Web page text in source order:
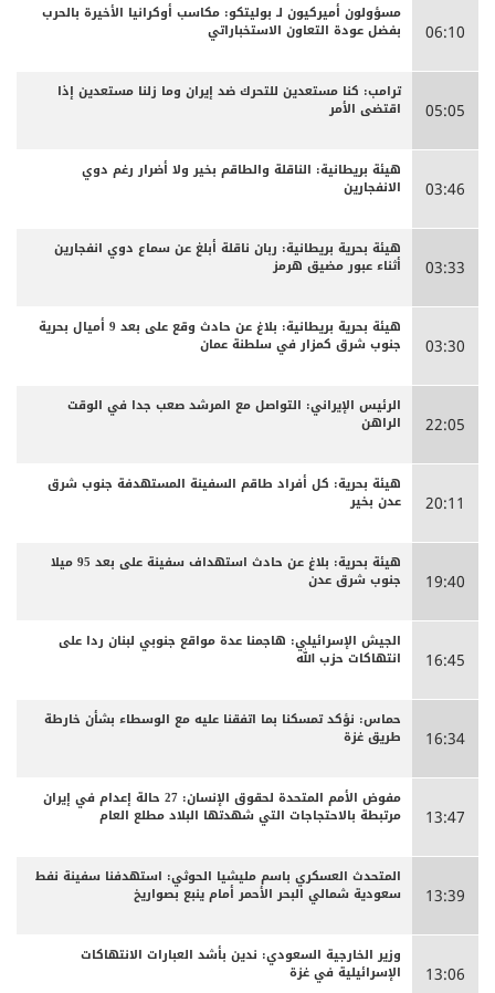
06:10
مسؤولون أميركيون لـ بوليتكو: مكاسب أوكرانيا الأخيرة بالحرب
بفضل عودة التعاون الاستخباراتي
05:05
ترامب: كنا مستعدين للتحرك ضد إيران وما زلنا مستعدين إذا
اقتضى الأمر
03:46
هيئة بريطانية: الناقلة والطاقم بخير ولا أضرار رغم دوي
الانفجارين
03:33
هيئة بحرية بريطانية: ربان ناقلة أبلغ عن سماع دوي انفجارين
أثناء عبور مضيق هرمز
03:30
هيئة بحرية بريطانية: بلاغ عن حادث وقع على بعد 9 أميال بحرية
جنوب شرق كمزار في سلطنة عمان
22:05
الرئيس الإيراني: التواصل مع المرشد صعب جدا في الوقت
الراهن
20:11
هيئة بحرية: كل أفراد طاقم السفينة المستهدفة جنوب شرق
عدن بخير
19:40
هيئة بحرية: بلاغ عن حادث استهداف سفينة على بعد 95 ميلا
جنوب شرق عدن
16:45
الجيش الإسرائيلي: هاجمنا عدة مواقع جنوبي لبنان ردا على
انتهاكات حزب الله
16:34
حماس: نؤكد تمسكنا بما اتفقنا عليه مع الوسطاء بشأن خارطة
طريق غزة
13:47
مفوض الأمم المتحدة لحقوق الإنسان: 27 حالة إعدام في إيران
مرتبطة بالاحتجاجات التي شهدتها البلاد مطلع العام
13:39
المتحدث العسكري باسم مليشيا الحوثي: استهدفنا سفينة نفط
سعودية شمالي البحر الأحمر أمام ينبع بصواريخ
13:06
وزير الخارجية السعودي: ندين بأشد العبارات الانتهاكات
الإسرائيلية في غزة